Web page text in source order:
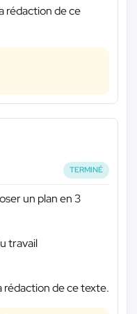
rédaction de ce
TERMINÉ
un plan en 3
travail
rédaction de ce texte.